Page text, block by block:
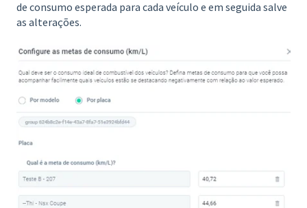
de consumo esperada para cada veículo e em seguida salve
as alterações.